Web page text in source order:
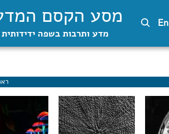
En מסע הקסם
מדע ותרבות בשפה ידידותית